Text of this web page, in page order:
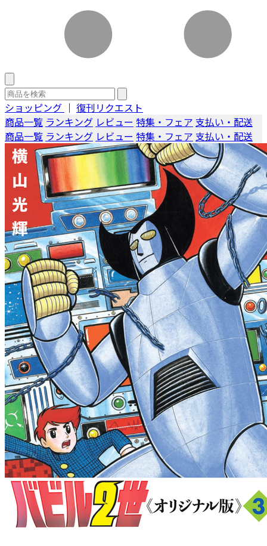
ショッピング ｜ 復刊リクエスト
商品一覧 ランキング レビュー 特集・フェア 支払い・配送
商品一覧 ランキング レビュー 特集・フェア 支払い・配送